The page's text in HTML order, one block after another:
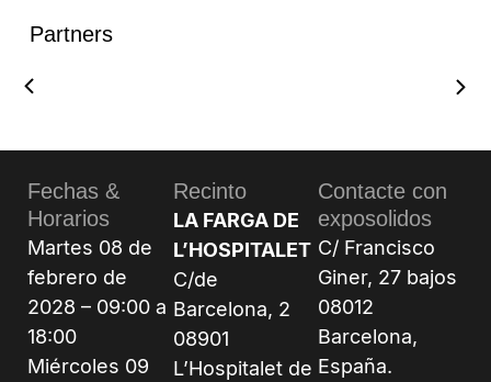
Partners
Fechas &
Horarios
Martes 08 de
febrero de
2028 – 09:00 a
18:00
Miércoles 09
Recinto
LA FARGA DE
L’HOSPITALET
C/de
Barcelona, 2
08901
L’Hospitalet de
Contacte con
exposolidos
C/ Francisco
Giner, 27 bajos
08012
Barcelona,
España.